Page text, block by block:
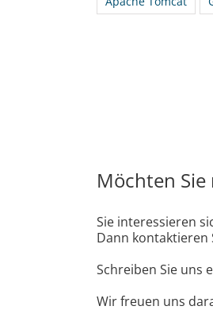
Möchten
Sie interessieren
Dann kontaktieren
Schreiben Sie uns
Wir freuen uns